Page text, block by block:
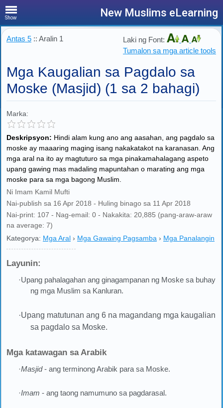
Show New Muslims eLearning
Antas 5 :: Aralin 1
Laki ng Font:
Tumalon sa mga article tools
Mga Kaugalian sa Pagdalo sa
Moske (Masjid) (1 sa 2 bahagi)
Marka:
Deskripsyon: Hindi alam kung ano ang aasahan, ang pagdalo sa
moske ay maaaring maging isang nakakatakot na karanasan. Ang
mga aral na ito ay magtuturo sa mga pinakamahalagang aspeto
upang gawing mas madaling mapuntahan o marating ang mga
moske para sa mga bagong Muslim.
Ni Imam Kamil Mufti
Nai-publish sa 16 Apr 2018 - Huling binago sa 11 Apr 2018
Nai-print: 107 - Nag-email: 0 - Nakakita: 20,885 (pang-araw-araw
na average: 7)
Kategorya: Mga Aral › Mga Gawaing Pagsamba › Mga Panalangin
Layunin:
·Upang pahalagahan ang ginagampanan ng Moske sa buhay
ng mga Muslim sa Kanluran.
·Upang matutunan ang 6 na magandang mga kaugalian
sa pagdalo sa Moske.
Mga katawagan sa Arabik
·Masjid- ang terminong Arabik para sa Moske.
·Imam - ang taong namumuno sa pagdarasal.